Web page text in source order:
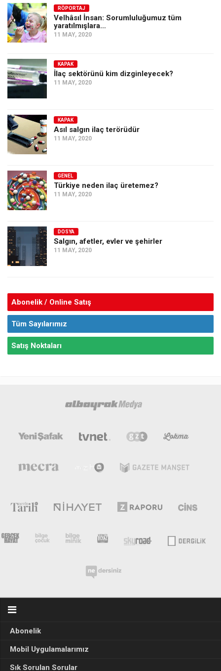
Amerika
Avustralya
Tarih
Düşünce
Dosyalar
RÖPORTAJ
Velhâsıl İnsan: Sorumluluğumuz tüm
yaratılmışlara…
11 MAY, 2020
KAPAK
İlaç sektörünü kim dizginleyecek?
11 MAY, 2020
KAPAK
Asıl salgın ilaç terörüdür
11 MAY, 2020
GENEL
Türkiye neden ilaç üretemez?
11 MAY, 2020
DOSYA
Salgın, afetler, evler ve şehirler
11 MAY, 2020
Abonelik / Online Satış
Tüm Sayılarımız
Satış Noktaları
Abonelik
Mobil Uygulamalarımız
Sık Sorulan Sorular